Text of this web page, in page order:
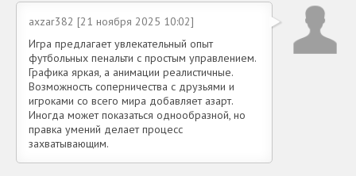
axzar382 [21 ноября 2025 10:02]
Игра предлагает увлекательный опыт
футбольных пенальти с простым управлением.
Графика яркая, а анимации реалистичные.
Возможность соперничества с друзьями и
игроками со всего мира добавляет азарт.
Иногда может показаться однообразной, но
правка умений делает процесс
захватывающим.